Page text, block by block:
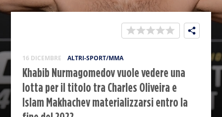
16 DICEMBRE ALTRI-SPORT/MMA
Khabib Nurmagomedov vuole vedere una
lotta per il titolo tra Charles Oliveira e
Islam Makhachev materializzarsi entro la